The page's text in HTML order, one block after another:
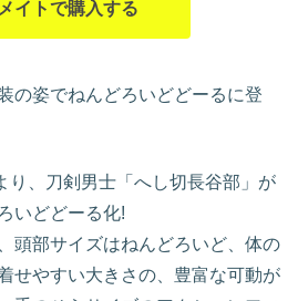
イトで購入する
の姿でねんどろいどどーるに登
り、刀剣男士「へし切長谷部」が
いどどーる化!
頭部サイズはねんどろいど、体の
せやすい大きさの、豊富な可動が